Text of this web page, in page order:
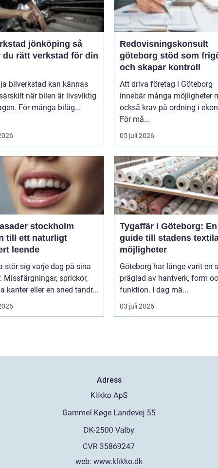
jönköping så
du rätt verkstad för din
bilverkstad kan kännas
när bilen är livsviktig
För många biläg...
Redovisningskonsult
göteborg stöd som frigör tid
och skapar kontroll
Att driva företag i Göteborg
innebär många möjligheter men
också krav på ordning i
För må...
05 juli 2026
stockholm
till ett naturligt
leende
stör sig varje dag på sina
Missfärgningar, sprickor,
kanter eller en sned tandr...
Tygaffär i Göteborg: En
guide till stadens
möjligheter
Göteborg har länge varit en
präglad av hantverk, form
funktion. I dag mä...
03 juli 2026
Adress
web: www.klikko.dk